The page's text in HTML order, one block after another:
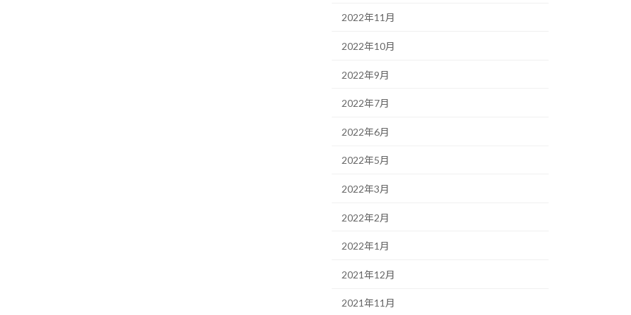
2022年11月
2022年10月
2022年9月
2022年7月
2022年6月
2022年5月
2022年3月
2022年2月
2022年1月
2021年12月
2021年11月